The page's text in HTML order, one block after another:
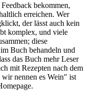
mit Rezepten nach dem
nennen es Wein" ist
natürlich weiter
Wer mit der
streng genommen
gerne auch ein
sicher nichts
ein paar